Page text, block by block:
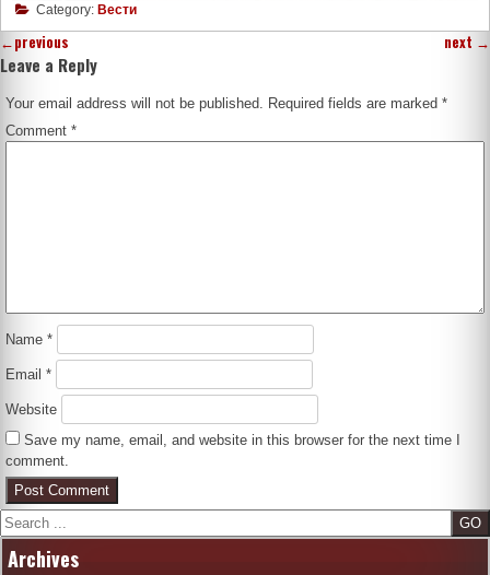
Category: Вести
←previous next →
Leave a Reply
Your email address will not be published. Required fields are marked*
Comment*
Name*
Email*
Website
Save my name, email, and website in this browser for the next time I
comment.
Search
Archives